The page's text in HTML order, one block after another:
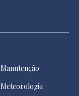
Manutenção
Meteorologia